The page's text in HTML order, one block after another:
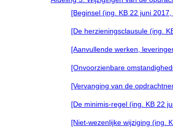
[Beginsel (ing. KB 22 juni
[De herzieningsclausule (ing.
[Aanvullende werken,
[Onvoorzienbare
[Vervanging van de
[De minimis-regel (ing. KB 22
[Niet-wezenlijke wijziging (ing.